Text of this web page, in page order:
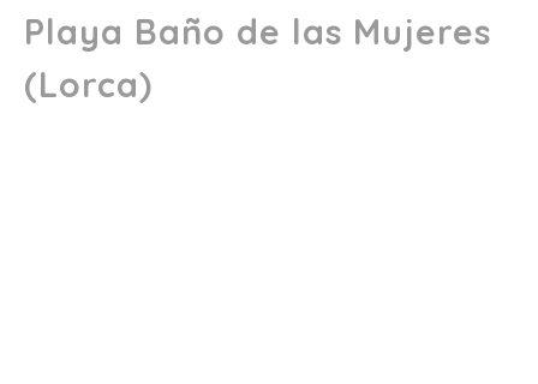
Playa Baño de las Mujeres
(Lorca)